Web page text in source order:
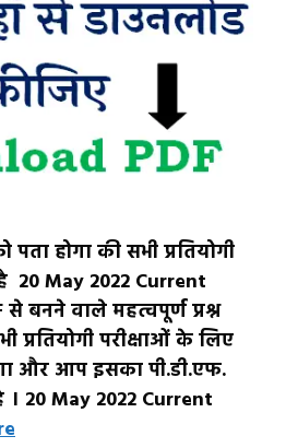
होगा की सभी प्रतियोगी
20 May 2022 Current
बनने वाले महत्वपूर्ण प्रश्न
प्रतियोगी परीक्षाओं के लिए
और आप इसका पी.डी.एफ.
20 May 2022 Current